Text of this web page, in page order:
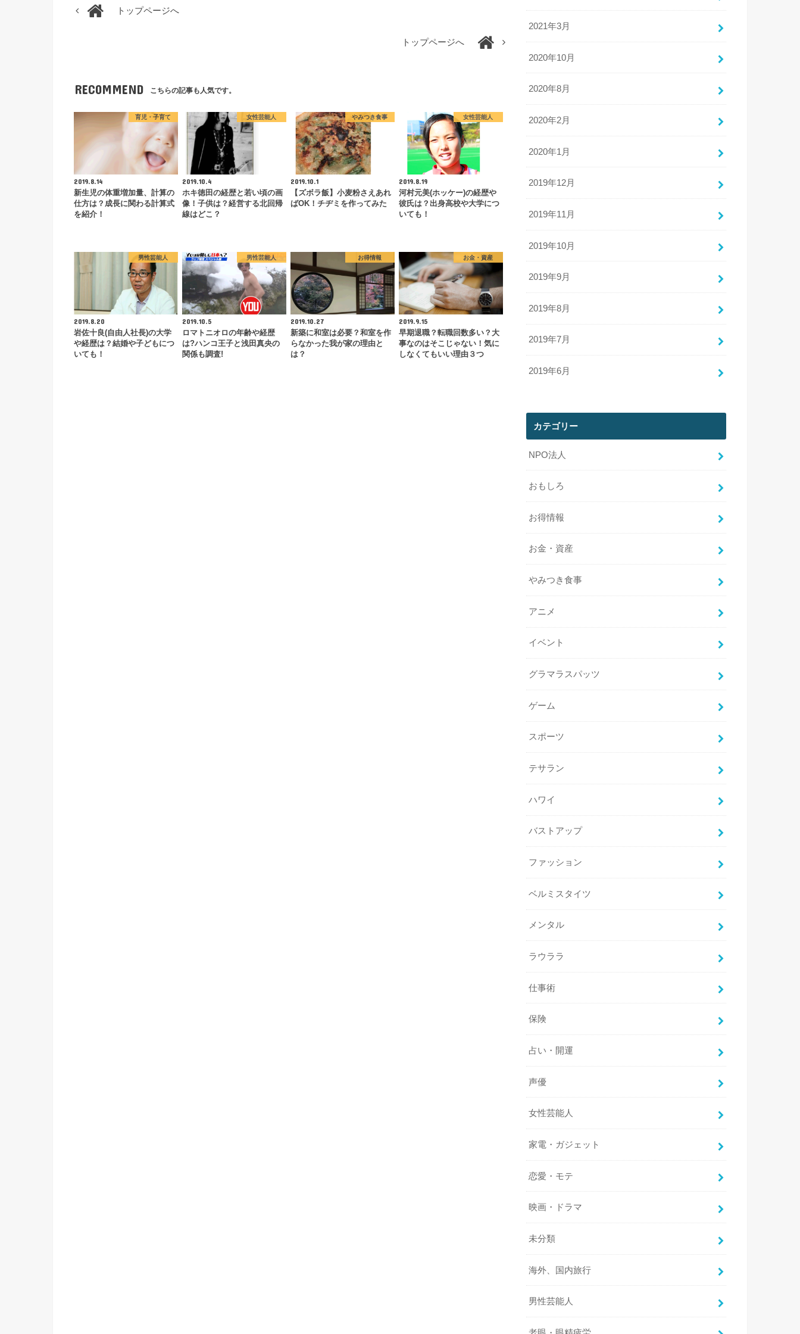
トップページへ
トップページへ
RECOMMEND こちらの記事も人気です。
育児・子育て
2019.8.14
新生児の体重増加量、計算の
仕方は？成長に関わる計算式
を紹介！
女性芸能人
2019.10.4
ホキ徳田の経歴と若い頃の画
像！子供は？経営する北回帰
線はどこ？
やみつき食事
2019.10.1
【ズボラ飯】小麦粉さえあれ
ばOK！チヂミを作ってみた
女性芸能人
2019.8.19
河村元美(ホッケー)の経歴や
彼氏は？出身高校や大学につ
いても！
男性芸能人
2019.8.20
岩佐十良(自由人社長)の大学
や経歴は？結婚や子どもにつ
いても！
男性芸能人
2019.10.5
ロマトニオロの年齢や経歴
は?ハンコ王子と浅田真央の
関係も調査!
お得情報
2019.10.27
新築に和室は必要？和室を作
らなかった我が家の理由と
は？
お金・資産
2019.9.15
早期退職？転職回数多い？大
事なのはそこじゃない！気に
しなくてもいい理由３つ
2021年3月
2020年10月
2020年8月
2020年2月
2020年1月
2019年12月
2019年11月
2019年10月
2019年9月
2019年8月
2019年7月
2019年6月
カテゴリー
NPO法人
おもしろ
お得情報
お金・資産
やみつき食事
アニメ
イベント
グラマラスパッツ
ゲーム
スポーツ
テサラン
ハワイ
バストアップ
ファッション
ベルミスタイツ
メンタル
ラウララ
仕事術
保険
占い・開運
声優
女性芸能人
家電・ガジェット
恋愛・モテ
映画・ドラマ
未分類
海外、国内旅行
男性芸能人